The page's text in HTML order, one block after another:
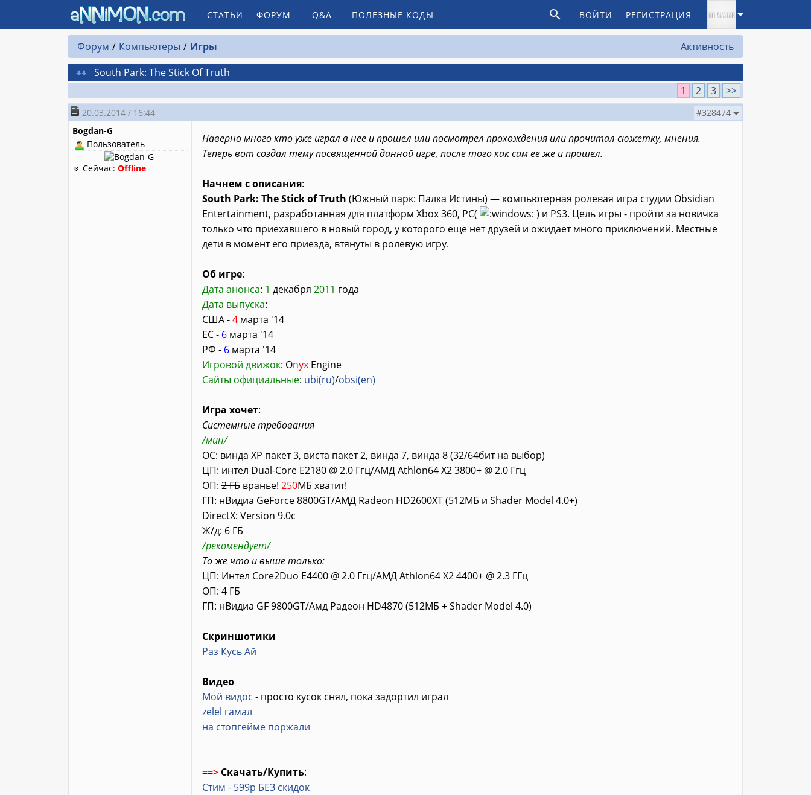
СТАТЬИ ФОРУМ Q&A ПОЛЕЗНЫЕ КОДЫ ВОЙТИ РЕГИСТРАЦИЯ
Форум Компьютеры Игры
Активность
South Park: The Stick Of Truth
1
2 3 >>
20.03.2014 / 16:44
#328474
Bogdan-G
Пользователь
Сейчас:Offline
Наверно много кто уже играл в нее и прошел или посмотрел прохождения или прочитал сюжетку, мнения.
Теперь вот создал тему посвященной данной игре, после того как сам ее же и прошел.
Начнем с описания:
South Park: The Stick of Truth (Южный парк: Палка Истины) — компьютерная ролевая игра студии Obsidian
Entertainment, разработанная для платформ Xbox 360, PC(
) и PS3. Цель игры - пройти за новичка
только что приехавшего в новый город, у которого еще нет друзей и ожидает много приключений. Местные
дети в момент его приезда, втянуты в ролевую игру.
Об игре:
Дата анонса: 1 декабря 2011 года
Дата выпуска:
США -4марта '14
ЕС - 6марта '14
РФ - 6марта '14
Игровой движок: OnyxEngine
Сайты официальные: ubi(ru)/obsi(en)
Игра хочет:
Системные требования
/мин/
OС: винда XP пакет 3, виста пакет 2, винда 7, винда 8 (32/64бит на выбор)
ЦП: интел Dual-Core E2180 @ 2.0 Ггц/АМД Athlon64 X2 3800+ @ 2.0 Ггц
ОП:2 ГБвранье! 250МБ хватит!
ГП: нВидиа GeForce 8800GT/АМД Radeon HD2600XT (512МБ и Shader Model 4.0+)
DirectX: Version 9.0c
Ж/д: 6 ГБ
/рекомендует/
То же что и выше только:
ЦП: Интел Core2Duo E4400 @ 2.0 Ггц/АМД Athlon64 X2 4400+ @ 2.3 ГГц
ОП: 4 ГБ
ГП: нВидиа GF 9800GT/Амд Радеон HD4870 (512МБ + Shader Model 4.0)
Скриншотики
Раз КусьАй
Видео
Мой видос - просто кусок снял, показадортилиграл
zelel гамал
на стопгейме поржали
==> Скачать/Купить:
Стим - 599р БЕЗ скидок